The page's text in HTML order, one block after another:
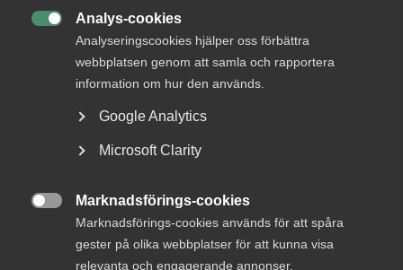
Analys-cookies
Analyseringscookies hjälper oss förbättra
webbplatsen genom att samla och rapportera
information om hur den används.
Google Analytics
Microsoft Clarity
Marknadsförings-cookies
Marknadsförings-cookies används för att spåra
gester på olika webbplatser för att kunna visa
relevanta och engagerande annonser.
Almegas konjunkturprognos: Kompetens­
bristen alltmer akut
Läs nästa rapport
Almegas tjänsteindikator för andra
kvartalet 2026